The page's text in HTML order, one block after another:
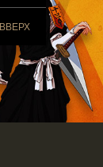
ВВЕРХ